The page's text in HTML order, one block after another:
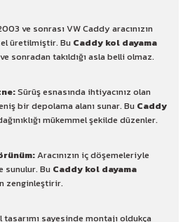
ve sonrası VW Caddy aracınızın
üretilmiştir. Bu Caddy kol dayama
sonradan takıldığı asla belli olmaz.
Sürüş esnasında ihtiyacınız olan
bir depolama alanı sunar. Bu Caddy
mükemmel şekilde düzenler.
Aracınızın iç döşemeleriyle
sunulur. Bu Caddy kol dayama
zenginleştirir.
tasarımı sayesinde montajı oldukça